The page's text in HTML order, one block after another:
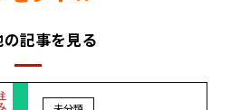
の記事を見る